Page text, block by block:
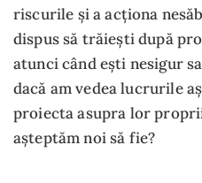
riscurile și a acționa
dispus să trăiești după
atunci când ești nesigur
dacă am vedea lucrurile
proiecta asupra lor
așteptăm noi să fie?